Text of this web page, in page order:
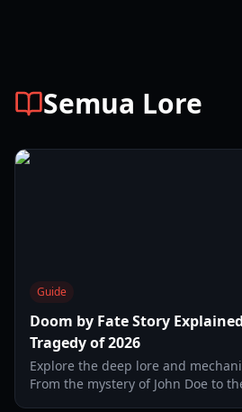
Semua Lore
Guide
Doom by Fate Story
Tragedy of 2026
Explore the deep lore and
From the mystery of John Doe to